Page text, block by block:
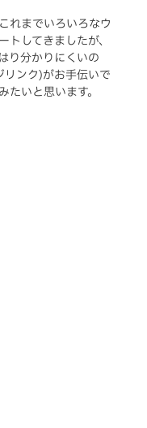
れまでいろいろなウ
してきましたが、
り分かりにくいの
ンク)がお手伝いで
いと思います。